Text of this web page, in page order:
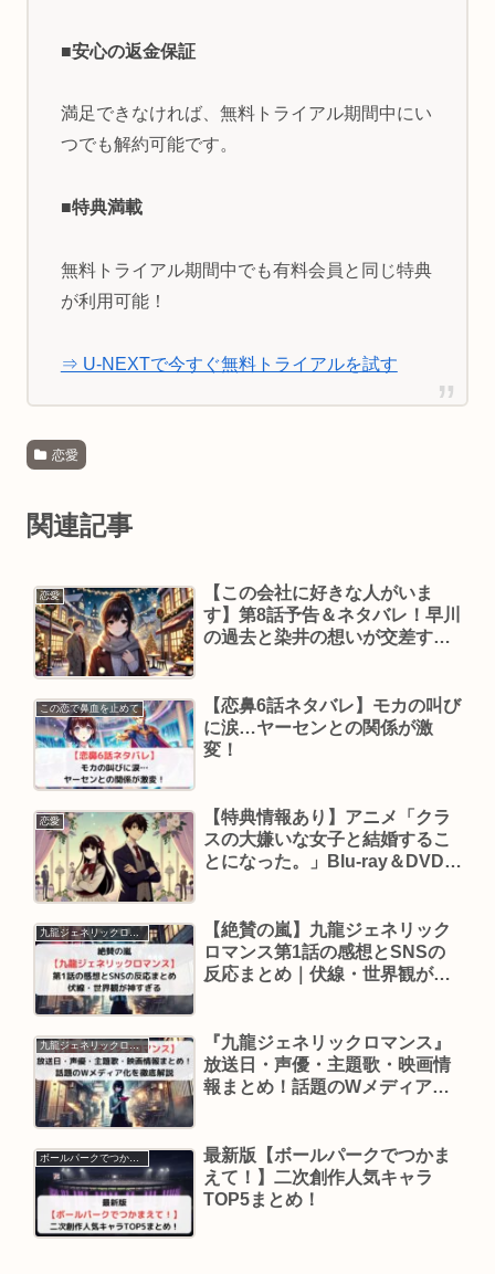
■安心の返金保証
満足できなければ、無料トライアル期間中にい
つでも解約可能です。
■特典満載
無料トライアル期間中でも有料会員と同じ特典
が利用可能！
⇒ U-NEXTで今すぐ無料トライアルを試す
恋愛
関連記事
恋愛
【この会社に好きな人がいま
す】第8話予告＆ネタバレ！早川
の過去と染井の想いが交差す
この恋で鼻血を止めて
【恋鼻6話ネタバレ】モカの叫び
に涙…ヤーセンとの関係が激
変！
恋愛
【特典情報あり】アニメ「クラ
スの大嫌いな女子と結婚するこ
とになった。」Blu-ray＆DVD予
九龍ジェネリックロマンス
【絶賛の嵐】九龍ジェネリック
ロマンス第1話の感想とSNSの
反応まとめ｜伏線・世界観が神
九龍ジェネリックロマンス
『九龍ジェネリックロマンス』
放送日・声優・主題歌・映画情
報まとめ！話題のWメディア化
最新版【ボールパークでつかま
えて！】二次創作人気キャラ
TOP5まとめ！